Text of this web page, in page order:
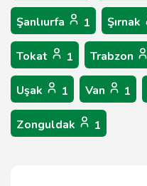
Şanlıurfa 1 Şırnak
Tokat 1 Trabzon
Uşak 1 Van 1
Zonguldak 1